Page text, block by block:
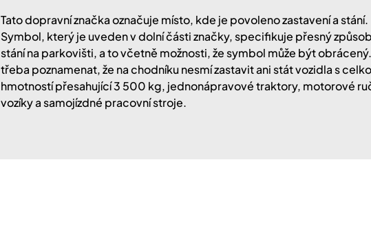
Tato dopravní značka označuje místo, kde je povoleno zastavení a stání.
Symbol, který je uveden v dolní části značky, specifikuje přesný způsob
stání na parkovišti, a to včetně možnosti, že symbol může být
třeba poznamenat, že na chodníku nesmí zastavit ani stát vozidla s
hmotností přesahující 3 500 kg, jednonápravové traktory, motorové
vozíky a samojízdné pracovní stroje.